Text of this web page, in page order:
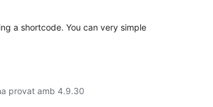
a shortcode. You can very simple
provat amb 4.9.30